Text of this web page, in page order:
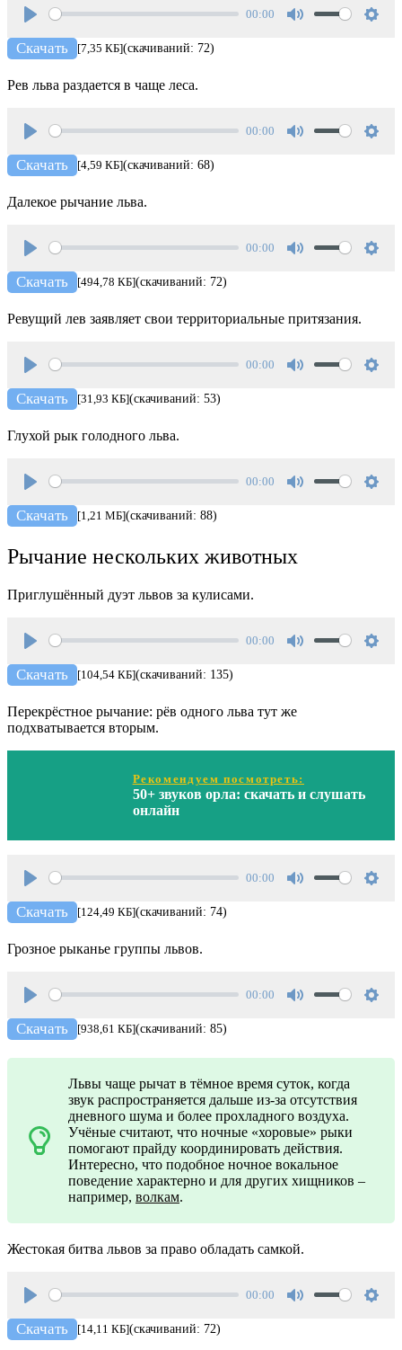
Play
00:00
Скачать [7,35 КБ](скачиваний: 72)
Рев льва раздается в чаще леса.
Play
00:00
Скачать [4,59 КБ](скачиваний: 68)
Далекое рычание льва.
Play
00:00
Скачать [494,78 КБ](скачиваний: 72)
Ревущий лев заявляет свои территориальные притязания.
Play
00:00
Скачать [31,93 КБ](скачиваний: 53)
Глухой рык голодного льва.
Play
00:00
Скачать [1,21 МБ](скачиваний: 88)
Рычание нескольких животных
Приглушённый дуэт львов за кулисами.
Play
00:00
Скачать [104,54 КБ](скачиваний: 135)
Перекрёстное рычание: рёв одного льва тут же
подхватывается вторым.
Рекомендуем посмотреть:
50+ звуков орла: скачать и слушать
онлайн
Play
00:00
Скачать [124,49 КБ](скачиваний: 74)
Грозное рыканье группы львов.
Play
00:00
Скачать [938,61 КБ](скачиваний: 85)
Львы чаще рычат в тёмное время суток, когда
звук распространяется дальше из-за отсутствия
дневного шума и более прохладного воздуха.
Учёные считают, что ночные «хоровые» рыки
помогают прайду координировать действия.
Интересно, что подобное ночное вокальное
поведение характерно и для других хищников –
например, волкам.
Жестокая битва львов за право обладать самкой.
Play
00:00
Скачать [14,11 КБ](скачиваний: 72)